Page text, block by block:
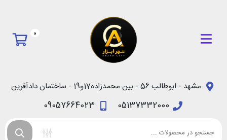
0
مشهد - ابوطالب 56 - بین محمدزاده17و19 - ساختمان دادآفرین
05137332000
09057664023